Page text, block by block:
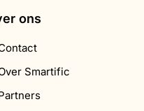
ons
Smartific